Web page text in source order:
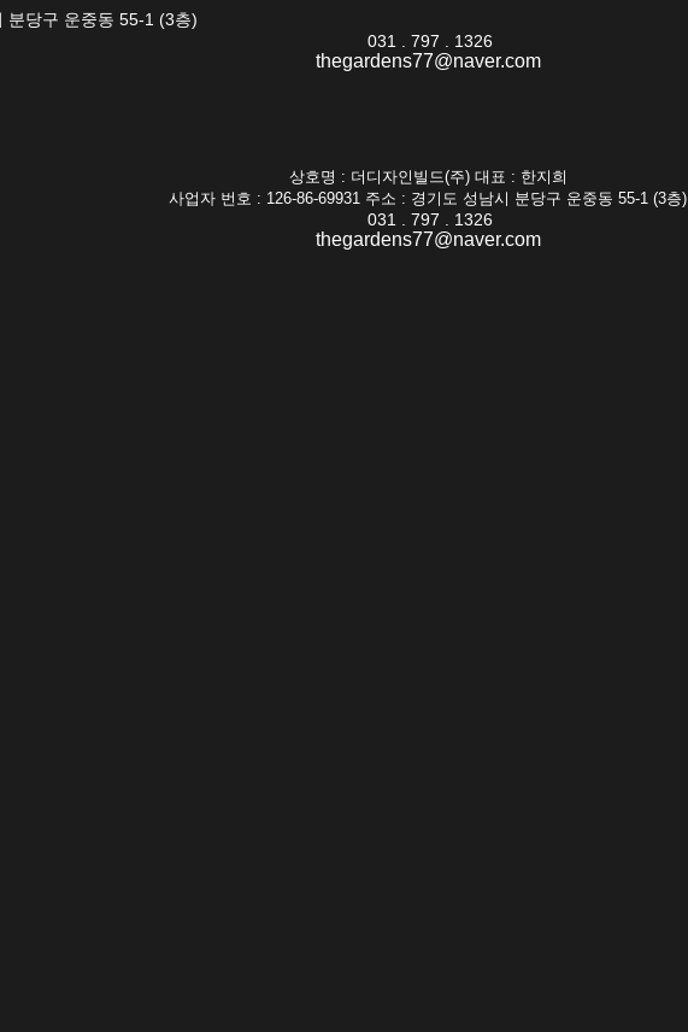
분당구 운중동 55-1 (3층)
031 . 797 . 1326
thegardens77@naver.com
상호명 : 더디자인빌드(주) 대표 : 한지희
사업자 번호 : 126-86-69931 주소 : 경기도 성남시 분당구 운중동 55-1 (3층)
031 . 797 . 1326
thegardens77@naver.com